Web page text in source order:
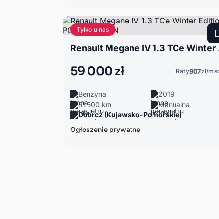
Tylko u nas
59 000 zł Raty907zł/
Benzyna
2019
51 500 km
Manualna
Dobrcz (Kujawsko-Pomorskie)
Ogłoszenie prywatne